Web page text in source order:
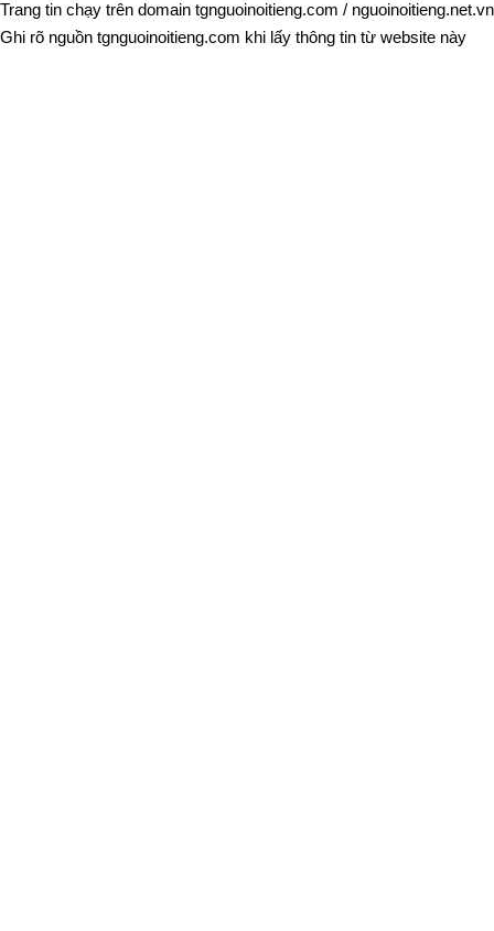
Trang tin chạy trên domain tgnguoinoitieng.com / nguoinoitieng.net.vn
Ghi rõ nguồn tgnguoinoitieng.com khi lấy thông tin từ website này